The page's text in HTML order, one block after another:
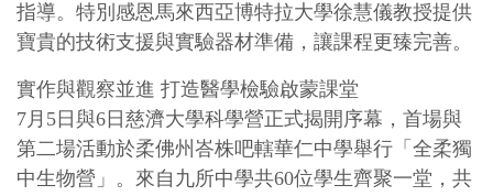
指導。特別感恩馬來西亞博特拉大學徐慧儀教授提供
寶貴的技術支援與實驗器材準備，讓課程更臻完善。
實作與觀察並進 打造醫學檢驗啟蒙課堂
7月5日與6日慈濟大學科學營正式揭開序幕，首場與
第二場活動於柔佛州峇株吧轄華仁中學舉行「全柔獨
中生物營」。來自九所中學共60位學生齊聚一堂，共